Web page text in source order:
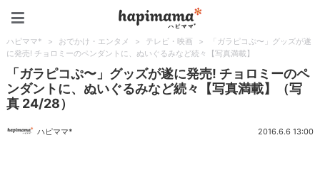
ハピママ* > おでかけ・エンタメ > テレビ・映画 >
「ガラピコぷ〜」グッズが遂
に発売! チョロミーのペンダントに、ぬいぐるみなど続々【写真満載】
「ガラピコぷ〜」グッズが遂に発売! チョロミーのペ
ンダントに、ぬいぐるみなど続々【写真満載】（写
真 24/28）
ハピママ* 2016.6.6 13:00